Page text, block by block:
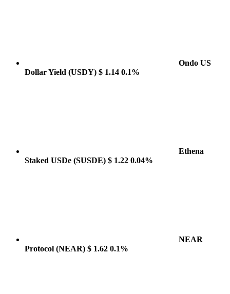
Ondo US
Dollar Yield (USDY) $ 1.14 0.1%
Ethena
Staked USDe (SUSDE) $ 1.22 0.04%
NEAR
Protocol (NEAR) $ 1.62 0.1%